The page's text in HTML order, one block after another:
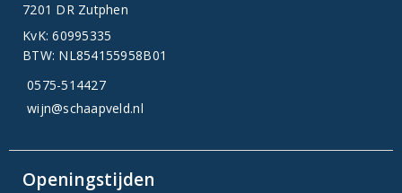
7201 DR Zutphen
KvK: 60995335
BTW: NL854155958B01
0575-514427
wijn@schaapveld.nl
Openingstijden